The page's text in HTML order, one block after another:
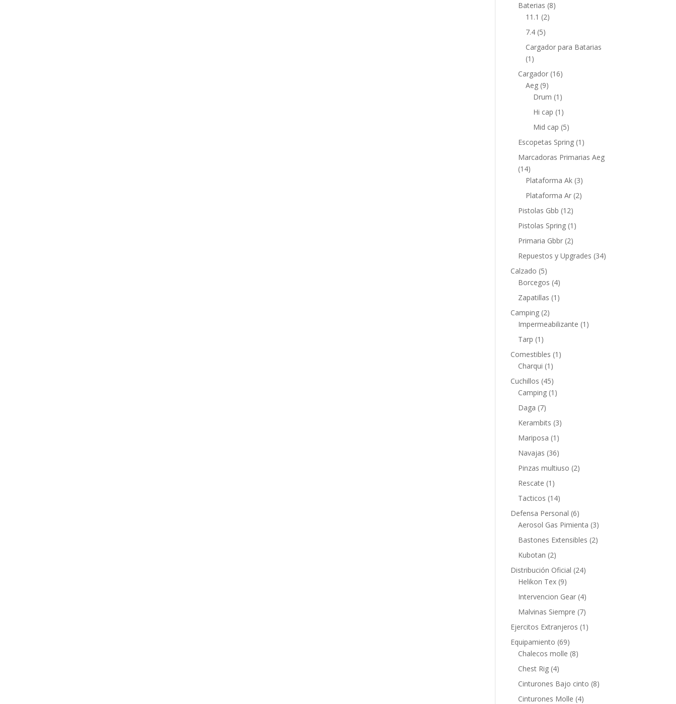
Baterias (8)
11.1 (2)
7.4 (5)
Cargador para Batarias
(1)
Cargador (16)
Aeg (9)
Drum (1)
Hi cap (1)
Mid cap (5)
Escopetas Spring (1)
Marcadoras Primarias Aeg
(14)
Plataforma Ak (3)
Plataforma Ar (2)
Pistolas Gbb (12)
Pistolas Spring (1)
Primaria Gbbr (2)
Repuestos y Upgrades (34)
Calzado (5)
Borcegos (4)
Zapatillas (1)
Camping (2)
Impermeabilizante (1)
Tarp (1)
Comestibles (1)
Charqui (1)
Cuchillos (45)
Camping (1)
Daga (7)
Kerambits (3)
Mariposa (1)
Navajas (36)
Pinzas multiuso (2)
Rescate (1)
Tacticos (14)
Defensa Personal (6)
Aerosol Gas Pimienta (3)
Bastones Extensibles (2)
Kubotan (2)
Distribución Oficial (24)
Helikon Tex (9)
Intervencion Gear (4)
Malvinas Siempre (7)
Ejercitos Extranjeros (1)
Equipamiento (69)
Chalecos molle (8)
Chest Rig (4)
Cinturones Bajo cinto (8)
Cinturones Molle (4)